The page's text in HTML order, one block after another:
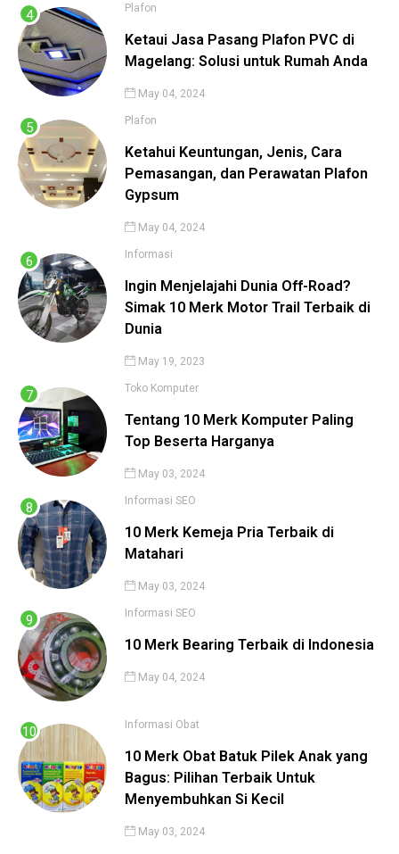
Plafon
Ketaui Jasa Pasang Plafon PVC di
Magelang: Solusi untuk Rumah Anda
May 04, 2024
Plafon
Ketahui Keuntungan, Jenis, Cara
Pemasangan, dan Perawatan Plafon
Gypsum
May 04, 2024
Informasi
Ingin Menjelajahi Dunia Off-Road?
Simak 10 Merk Motor Trail Terbaik di
Dunia
May 19, 2023
Toko Komputer
Tentang 10 Merk Komputer Paling
Top Beserta Harganya
May 03, 2024
Informasi SEO
10 Merk Kemeja Pria Terbaik di
Matahari
May 03, 2024
Informasi SEO
10 Merk Bearing Terbaik di Indonesia
May 04, 2024
Informasi Obat
10 Merk Obat Batuk Pilek Anak yang
Bagus: Pilihan Terbaik Untuk
Menyembuhkan Si Kecil
May 03, 2024